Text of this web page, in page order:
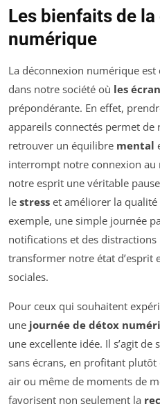
Les bienfaits de
numérique
La déconnexion numérique
dans notre société où les
prépondérante. En effet,
appareils connectés permet de
retrouver un équilibre mental
interrompt notre connexion
notre esprit une véritable
le stress et améliorer la
exemple, une simple journée
notifications et des
transformer notre état d’esprit
sociales.
Pour ceux qui souhaitent
une journée de détox
une excellente idée. Il s’agit de
sans écrans, en profitant
air ou même de moments de
favorisent non seulement la